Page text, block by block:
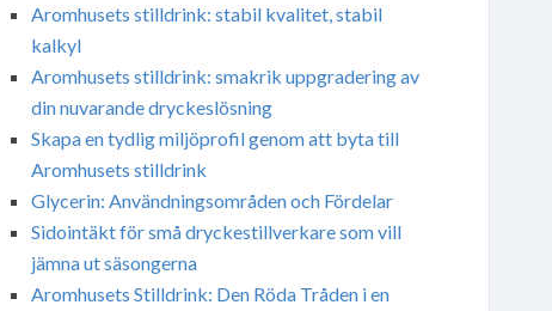
Aromhusets stilldrink: stabil kvalitet, stabil
kalkyl
Aromhusets stilldrink: smakrik uppgradering av
din nuvarande dryckeslösning
Skapa en tydlig miljöprofil genom att byta till
Aromhusets stilldrink
Glycerin: Användningsområden och Fördelar
Sidointäkt för små dryckestillverkare som vill
jämna ut säsongerna
Aromhusets Stilldrink: Den Röda Tråden i en